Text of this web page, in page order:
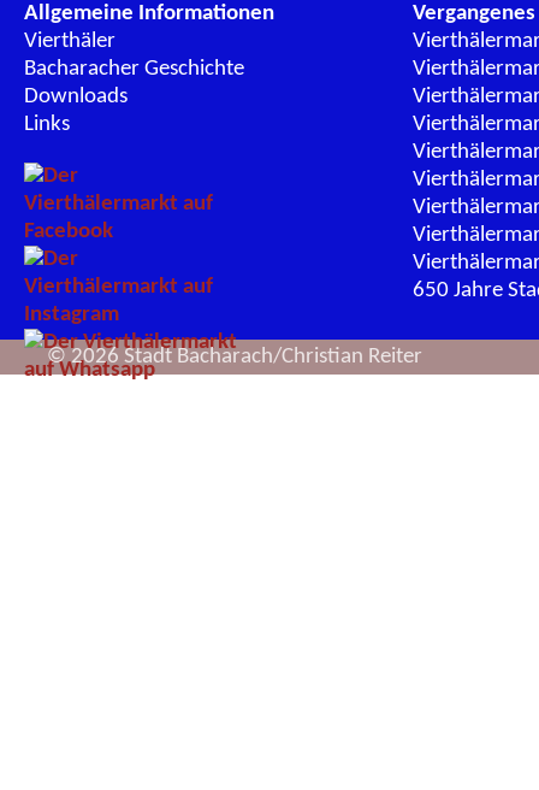
Allgemeine Informationen
Vierthäler
Bacharacher Geschichte
Downloads
Links
Vergangenes
650 Jahre
© 2026 Stadt Bacharach/Christian Reiter